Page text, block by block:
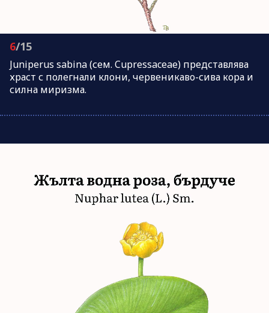
6/15
Juniperus sabina (сем. Cupressaceae) представлява
храст с полегнали клони, червеникаво-сива кора и
силна миризма.